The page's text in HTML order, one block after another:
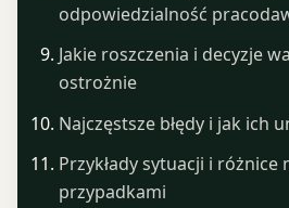
odpowiedzialność
Jakie roszczenia i decyzje
ostrożnie
Najczęstsze błędy i jak ich
Przykłady sytuacji i
przypadkami